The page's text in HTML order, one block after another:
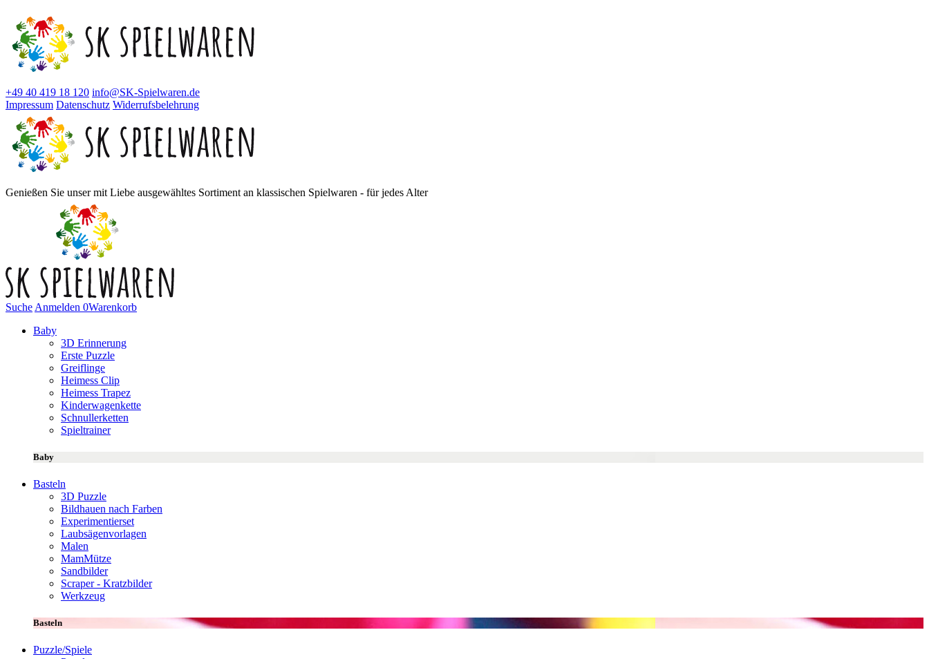
+49 40 419 18 120 info@SK-Spielwaren.de
Impressum Datenschutz Widerrufsbelehrung
Genießen Sie unser mit Liebe ausgewähltes Sortiment an klassischen Spielwaren - für jedes Alter
Suche Anmelden 0Warenkorb
Baby
3D Erinnerung
Erste Puzzle
Greiflinge
Heimess Clip
Heimess Trapez
Kinderwagenkette
Schnullerketten
Spieltrainer
Baby
Basteln
3D Puzzle
Bildhauen nach Farben
Experimentierset
Laubsägenvorlagen
Malen
MamMütze
Sandbilder
Scraper - Kratzbilder
Werkzeug
Basteln
Puzzle/Spiele